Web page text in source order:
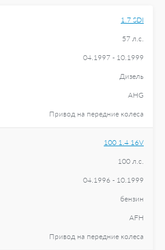
1.7 SDI
57 л.с.
04.1997 - 10.1999
Дизель
AHG
Привод на передние колеса
100 1.4 16V
100 л.с.
04.1996 - 10.1999
бензин
AFH
Привод на передние колеса